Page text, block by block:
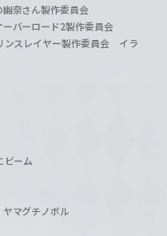
奈さん製作委員会
バーロード2製作委員会
ンスレイヤー製作委員会 イラ
ーム
マグチノボル